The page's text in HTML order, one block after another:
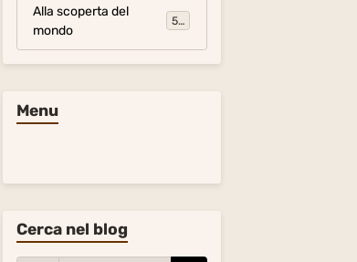
Alla scoperta del
mondo
54
Menu
Cerca nel blog